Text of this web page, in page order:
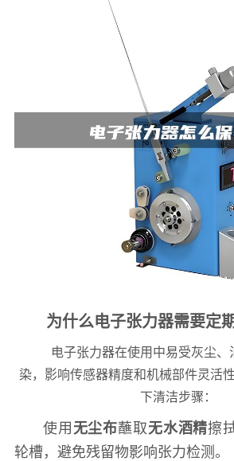
为什么电子张力器需要定
电子张力器在使用中易受灰尘
染，影响传感器精度和机械部件灵活
下清洁步骤：
使用 无尘布蘸取无水酒精擦
轮槽，避免残留物影响张力检测。